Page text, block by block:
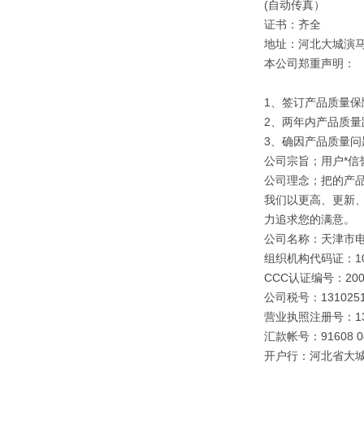
(自动传真）
证书：齐全
地址：河北大城演
本公司郑重声明：
1、签订产品质量
2、两年内产品质
3、确因产品质量
公司宗旨；用户*信
公司理念；把的产
我们以更高、更新
力追求您的满意。
公司名称：天津市
组织机构代码证：
CCC认证编号：
公司税号：
营业执照注册号：
汇款帐号：91608
开户行：河北省大